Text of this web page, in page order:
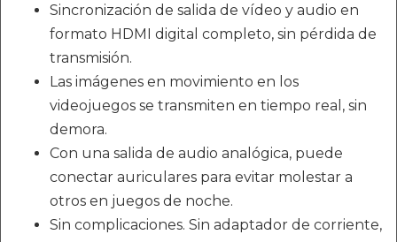
Sincronización de salida de vídeo y audio en
formato HDMI digital completo, sin pérdida de
transmisión.
Las imágenes en movimiento en los
videojuegos se transmiten en tiempo real, sin
demora.
Con una salida de audio analógica, puede
conectar auriculares para evitar molestar a
otros en juegos de noche.
Sin complicaciones. Sin adaptador de corriente,